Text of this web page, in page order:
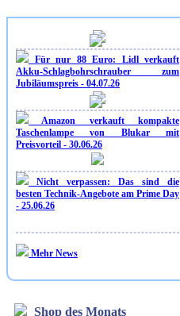
Für nur 88 Euro: Lidl verkauft
Akku-Schlagbohrschrauber zum
Jubiläumspreis - 04.07.26
Amazon verkauft kompakte
Taschenlampe von Blukar mit
Preisvorteil - 30.06.26
Nicht verpassen: Das sind die
besten Technik-Angebote am Prime Day
- 25.06.26
Mehr News
Shop des Monats